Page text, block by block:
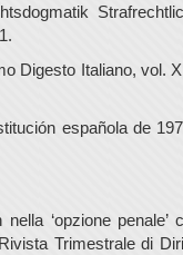
Digesto Italiano, vol.
española de
‘opzione penale’
Trimestrale di